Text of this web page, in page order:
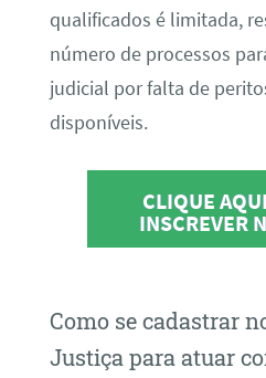
qualificados é limitada,
número de processos
judicial por falta de
disponíveis.
CLIQUE
INSCREVER
Como se cadastrar
Justiça para atuar